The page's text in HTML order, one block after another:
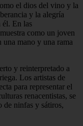
el dios del vino y la
y la alegría
él. En las
como un joven
una mano y una rama
y reinterpretado a
Los artistas de
para representar el
renacentistas, se
de ninfas y sátiros,